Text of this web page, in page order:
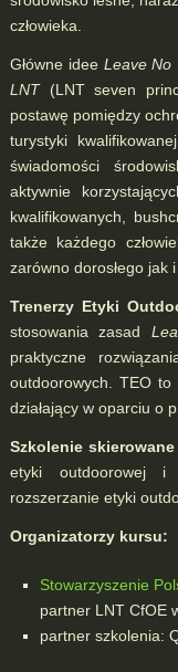
człowieka.
Główne idee Leave No
LNT(LNT seven
postawę pomiędzy
turystyki
świadomości
aktywnie
kwalifikowanych,
także każdego
zarówno dorosłego jak i
Trenerzy Etyki
stosowania zasad
praktyczne
outdoorowych. TEO to
działający w oparciu o
Szkolenie
etyki outdoorowej i
rozszerzanie etyki
Organizatorzy kursu:
Stowarzyszenie
partner LNT CfOE
partner szkolenia: